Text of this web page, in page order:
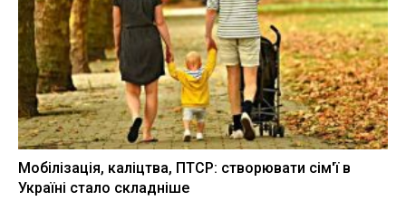
Мобілізація, каліцтва, ПТСР: створювати сім'ї в
Україні стало складніше